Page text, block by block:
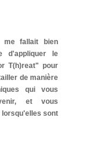
me fallait bien
d'appliquer le
T(h)reat" pour
de manière
qui vous
et vous
sont